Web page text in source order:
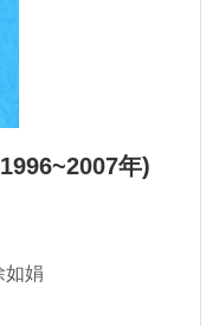
年)
如娟